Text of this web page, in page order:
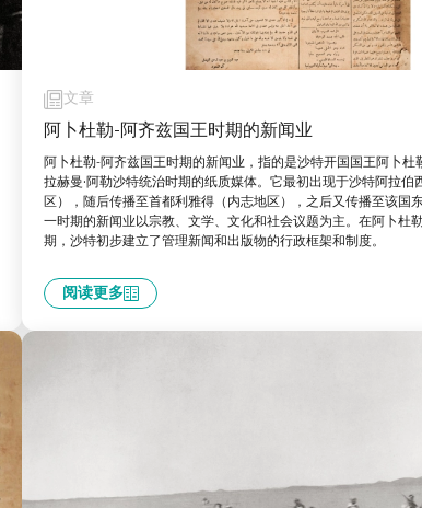
文章
阿卜杜勒-阿齐兹国王时期的新闻业
阿卜杜勒-阿齐兹国王时期的新闻业，指的是沙特开国国王阿卜杜
拉赫曼·阿勒沙特统治时期的纸质媒体。它最初出现于沙特阿拉伯
区），随后传播至首都利雅得（内志地区），之后又传播至该国
一时期的新闻业以宗教、文学、文化和社会议题为主。在阿卜杜
期，沙特初步建立了管理新闻和出版物的行政框架和制度。
阅读更多